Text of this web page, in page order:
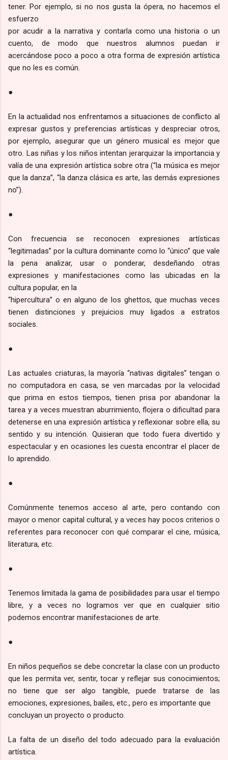
tener. Por ejemplo, si no nos gusta la ópera, no hacemos el
esfuerzo
por acudir a la narrativa y contarla como una historia o un
cuento, de modo que nuestros alumnos puedan ir
acercándose poco a poco a otra forma de expresión artística
que no les es común.
●
En la actualidad nos enfrentamos a situaciones de conflicto al
expresar gustos y preferencias artísticas y despreciar otros,
por ejemplo, asegurar que un género musical es mejor que
otro. Las niñas y los niños intentan jerarquizar la importancia y
valía de una expresión artística sobre otra (“la música es mejor
que la danza”, “la danza clásica es arte, las demás expresiones
no”).
●
Con frecuencia se reconocen expresiones artísticas
“legitimadas” por la cultura dominante como lo “único” que vale
la pena analizar, usar o ponderar, desdeñando otras
expresiones y manifestaciones como las ubicadas en la
cultura popular, en la
“hipercultura” o en alguno de los ghettos, que muchas veces
tienen distinciones y prejuicios muy ligados a estratos
sociales.
●
Las actuales criaturas, la mayoría “nativas digitales” tengan o
no computadora en casa, se ven marcadas por la velocidad
que prima en estos tiempos, tienen prisa por abandonar la
tarea y a veces muestran aburrimiento, flojera o dificultad para
detenerse en una expresión artística y reflexionar sobre ella, su
sentido y su intención. Quisieran que todo fuera divertido y
espectacular y en ocasiones les cuesta encontrar el placer de
lo aprendido.
●
Comúnmente tenemos acceso al arte, pero contando con
mayor o menor capital cultural, y a veces hay pocos criterios o
referentes para reconocer con qué comparar el cine, música,
literatura, etc.
●
Tenemos limitada la gama de posibilidades para usar el tiempo
libre, y a veces no logramos ver que en cualquier sitio
podemos encontrar manifestaciones de arte.
●
En niños pequeños se debe concretar la clase con un producto
que les permita ver, sentir, tocar y reflejar sus conocimientos;
no tiene que ser algo tangible, puede tratarse de las
emociones, expresiones, bailes, etc., pero es importante que
concluyan un proyecto o producto.
La falta de un diseño del todo adecuado para la evaluación
artística.